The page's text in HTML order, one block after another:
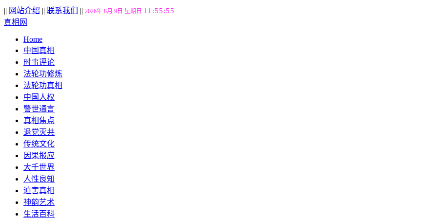
|| 网站介绍 || 联系我们 || 2026年 8月 9日 星期日 11:55:56
真相网
Home
中国真相
时事评论
法轮功修炼
法轮功真相
中国人权
警世通言
真相焦点
退党灭共
传统文化
因果报应
大千世界
人性良知
迫害真相
神韵艺术
生活百科